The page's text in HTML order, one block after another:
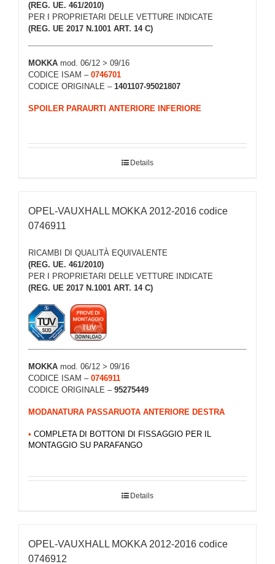
(REG. UE. 461/2010)
PER I PROPRIETARI DELLE VETTURE INDICATE
(REG. UE 2017 N.1001 ART. 14 C)
MOKKA mod. 06/12 > 09/16
CODICE ISAM – 0746701
CODICE ORIGINALE – 1401107-95021807
SPOILER PARAURTI ANTERIORE INFERIORE
Details
OPEL-VAUXHALL MOKKA 2012-2016 codice
0746911
RICAMBI DI QUALITÀ EQUIVALENTE
(REG. UE. 461/2010)
PER I PROPRIETARI DELLE VETTURE INDICATE
(REG. UE 2017 N.1001 ART. 14 C)
MOKKA mod. 06/12 > 09/16
CODICE ISAM – 0746911
CODICE ORIGINALE – 95275449
MODANATURA PASSARUOTA ANTERIORE DESTRA
• COMPLETA DI BOTTONI DI FISSAGGIO PER IL
MONTAGGIO SU PARAFANGO
Details
OPEL-VAUXHALL MOKKA 2012-2016 codice
0746912